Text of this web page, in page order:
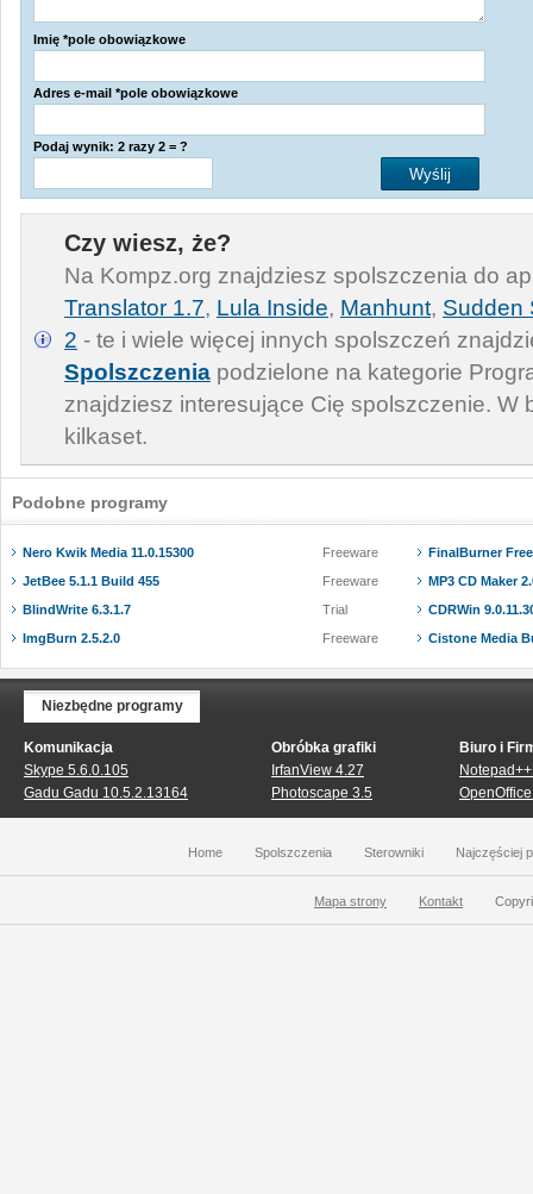
Imię *pole obowiązkowe
Adres e-mail *pole obowiązkowe
Podaj wynik: 2 razy 2 = ?
Czy wiesz, że?
Na Kompz.org znajdziesz spolszczenia do
Translator 1.7, Lula Inside, Manhunt, Sudden
2 - te i wiele więcej innych spolszczeń
Spolszczenia podzielone na kategorie
znajdziesz interesujące Cię spolszczenie. W
kilkaset.
Podobne programy
Nero Kwik Media 11.0.15300
Freeware
JetBee 5.1.1 Build 455
Freeware
BlindWrite 6.3.1.7
Trial
ImgBurn 2.5.2.0
Freeware
FinalBurner
MP3 CD Maker
CDRWin
Cistone Media
Niezbędne programy
Komunikacja
Skype 5.6.0.105
Gadu Gadu 10.5.2.13164
Obróbka grafiki
IrfanView 4.27
Photoscape 3.5
Biuro i
Home Spolszczenia Sterowniki Najczęściej
Mapa strony Kontakt